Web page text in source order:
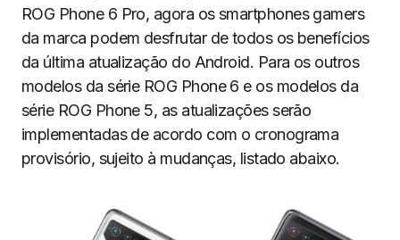
ROG Phone 6 Pro, agora os smartphones gamers
da marca podem desfrutar de todos os benefícios
da última atualização do Android. Para os outros
modelos da série ROG Phone 6 e os modelos da
série ROG Phone 5, as atualizações serão
implementadas de acordo com o cronograma
provisório, sujeito à mudanças, listado abaixo.